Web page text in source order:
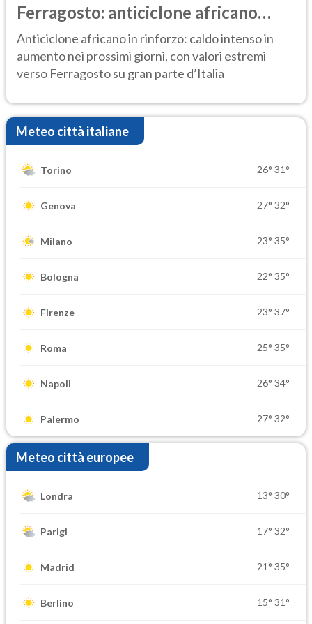
Ferragosto: anticiclone africano
ancora protagonista
Anticiclone africano in rinforzo: caldo intenso in
aumento nei prossimi giorni, con valori estremi
verso Ferragosto su gran parte d’Italia
Meteo città italiane
Torino 26° 31°
Genova 27° 32°
Milano 23° 35°
Bologna 22° 35°
Firenze 23° 37°
Roma 25° 35°
Napoli 26° 34°
Palermo 27° 32°
Meteo città europee
Londra 13° 30°
Parigi 17° 32°
Madrid 21° 35°
Berlino 15° 31°